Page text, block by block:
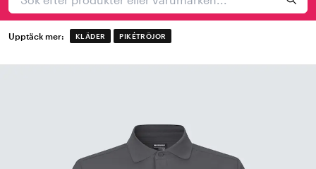
Upptäck mer: KLÄDER PIKÉTRÖJOR